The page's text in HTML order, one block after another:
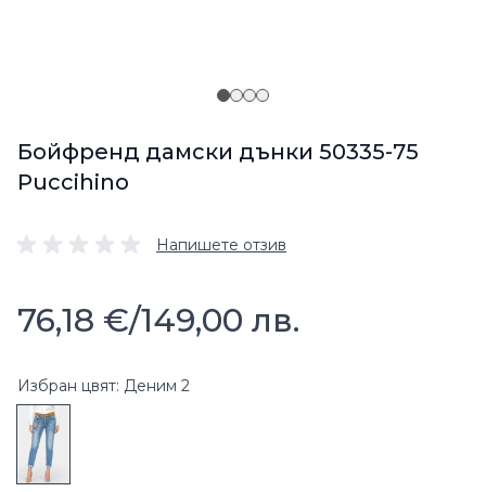
Бойфренд дамски дънки 50335-75
Puccihino
Напишете отзив
76,18 €/149,00 лв.
Избран цвят: Деним 2